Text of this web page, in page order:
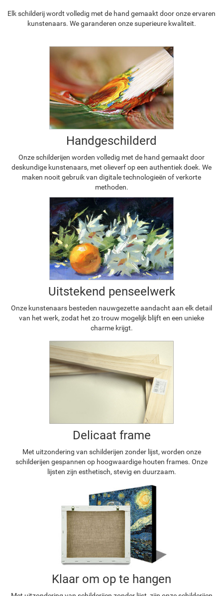
Elk schilderij wordt volledig met de hand gemaakt door onze ervaren
kunstenaars. We garanderen onze superieure kwaliteit.
Handgeschilderd
Onze schilderijen worden volledig met de hand gemaakt door
deskundige kunstenaars, met olieverf op een authentiek doek. We
maken nooit gebruik van digitale technologieën of verkorte
methoden.
Uitstekend penseelwerk
Onze kunstenaars besteden nauwgezette aandacht aan elk detail
van het werk, zodat het zo trouw mogelijk blijft en een unieke
charme krijgt.
Delicaat frame
Met uitzondering van schilderijen zonder lijst, worden onze
schilderijen gespannen op hoogwaardige houten frames. Onze
lijsten zijn esthetisch, stevig en duurzaam.
Klaar om op te hangen